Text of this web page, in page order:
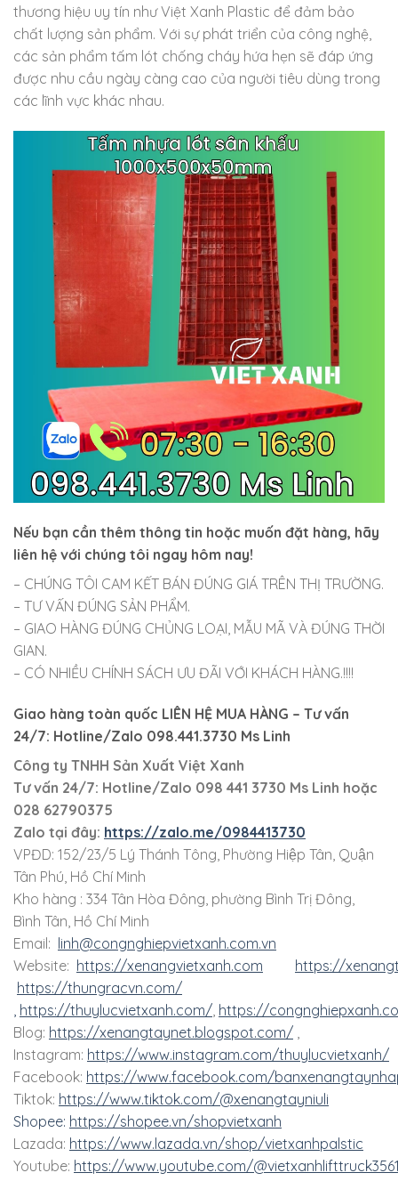
thương hiệu uy tín như Việt Xanh Plastic để đảm bảo
chất lượng sản phẩm. Với sự phát triển của công nghệ,
các sản phẩm tấm lót chống cháy hứa hẹn sẽ đáp ứng
được nhu cầu ngày càng cao của người tiêu dùng trong
các lĩnh vực khác nhau.
Nếu bạn cần thêm thông tin hoặc muốn đặt hàng, hãy
liên hệ với chúng tôi ngay hôm nay!
– CHÚNG TÔI CAM KẾT BÁN ĐÚNG GIÁ TRÊN THỊ TRƯỜNG.
– TƯ VẤN ĐÚNG SẢN PHẨM.
– GIAO HÀNG ĐÚNG CHỦNG LOẠI, MẪU MÃ VÀ ĐÚNG THỜI
GIAN.
– CÓ NHIỀU CHÍNH SÁCH ƯU ĐÃI VỚI KHÁCH HÀNG.!!!!
Giao hàng toàn quốc LIÊN HỆ MUA HÀNG – Tư vấn
24/7: Hotline/Zalo 098.441.3730 Ms Linh
Công ty TNHH Sản Xuất Việt Xanh
Tư vấn 24/7: Hotline/Zalo 098 441 3730 Ms Linh hoặc
028 62790375
Zalo tại đây: https://zalo.me/0984413730
VPĐD: 152/23/5 Lý Thánh Tông, Phường Hiệp Tân, Quận
Tân Phú, Hồ Chí Minh
Kho hàng : 334 Tân Hòa Đông, phường Bình Trị Đông,
Bình Tân, Hồ Chí Minh
Email: linh@congnghiepvietxanh.com.vn
Website: https://xenangvietxanh.com
https://
https://thungracvn.com/
https://thuylucvietxanh.com/ https://
Blog: https://xenangtaynet.blogspot.com/
Instagram: https://www.instagram.com/thuylucvietxanh/
Facebook: https://www.facebook.com/
Tiktok: https://www.tiktok.com/@xenangtayniuli
Shopee: https://shopee.vn/shopvietxanh
Lazada: https://www.lazada.vn/shop/vietxanhpalstic
Youtube: https://www.youtube.com/